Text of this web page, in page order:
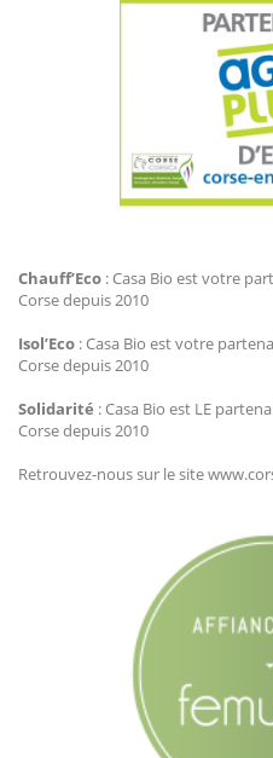
Chauff’Eco : Casa Bio est votre
Corse depuis 2010
Isol’Eco : Casa Bio est votre
Corse depuis 2010
Solidarité : Casa Bio est LE
Corse depuis 2010
Retrouvez-nous sur le site